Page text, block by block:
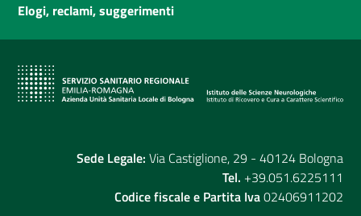
Elogi, reclami, suggerimenti
Sede Legale: Via Castiglione, 29 - 40124 Bologna
Tel. +39.051.6225111
Codice fiscale e Partita Iva02406911202